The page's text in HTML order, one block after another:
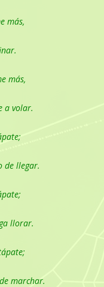
más,
más,
a volar.
de llegar.
llorar.
marchar.